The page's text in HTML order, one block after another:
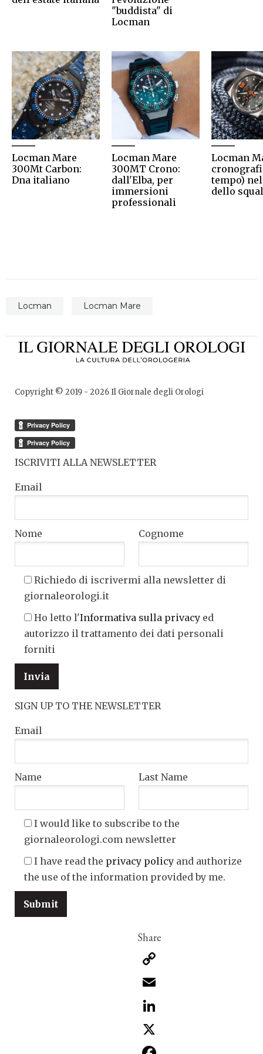
"buddista" di
Locman
Locman Mare
300Mt Carbon:
Dna italiano
Locman Mare
300MT Crono:
dall'Elba, per
immersioni
professionali
Locman
cronografi
tempo)
dello
Locman Locman Mare
Copyright © 2019 - 2026Il Giornale degli Orologi
ISCRIVITI ALLA NEWSLETTER
Email
Nome Cognome
Richiedo di iscrivermi alla newsletter di
giornaleorologi.it
Ho letto l'Informativa sulla privacy ed
autorizzo il trattamento dei dati personali
forniti
SIGN UP TO THE NEWSLETTER
Email
Name Last Name
I would like to subscribe to the
giornaleorologi.com newsletter
I have read the privacy policy and authorize
the use of the information provided by me.